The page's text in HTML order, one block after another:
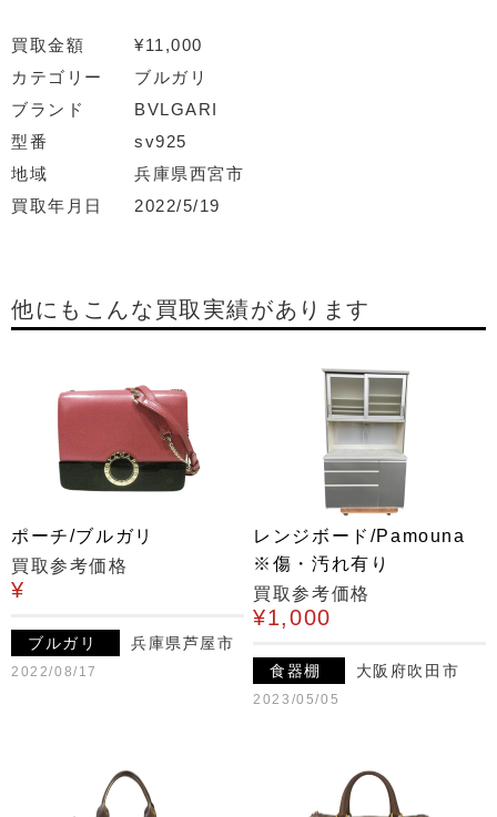
買取金額
¥11,000
カテゴリー
ブルガリ
ブランド
BVLGARI
型番
sv925
地域
兵庫県西宮市
買取年月日
2022/5/19
他にもこんな買取実績があります
ポーチ/ブルガリ
買取参考価格
¥
ブルガリ 兵庫県芦屋市
2022/08/17
レンジボード/Pamouna
※傷・汚れ有り
買取参考価格
¥1,000
食器棚 大阪府吹田市
2023/05/05